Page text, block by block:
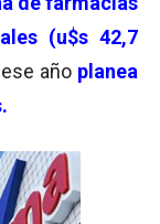
(u$s 42,7
año planea